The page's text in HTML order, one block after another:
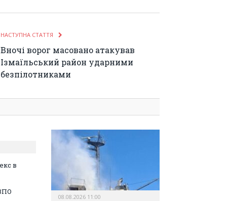
НАСТУПНА СТАТТЯ
Вночі ворог масовано атакував
Ізмаїльський район ударними
безпілотниками
в
08.08.2026 11:00